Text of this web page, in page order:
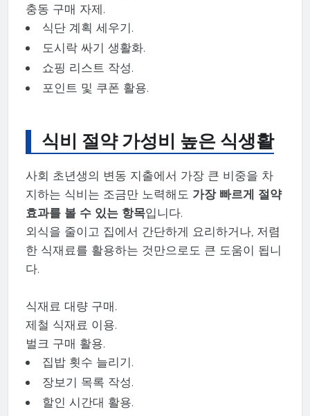
충동 구매 자제.
식단 계획 세우기.
도시락 싸기 생활화.
쇼핑 리스트 작성.
포인트 및 쿠폰 활용.
식비 절약 가성비 높은 식생활
사회 초년생의 변동 지출에서 가장 큰 비중을 차
지하는 식비는 조금만 노력해도 가장 빠르게 절약
효과를 볼 수 있는 항목입니다.
외식을 줄이고 집에서 간단하게 요리하거나, 저렴
한 식재료를 활용하는 것만으로도 큰 도움이 됩니
다.
식재료 대량 구매.
제철 식재료 이용.
벌크 구매 활용.
집밥 횟수 늘리기.
장보기 목록 작성.
할인 시간대 활용.